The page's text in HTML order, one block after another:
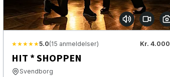
★★★★★5.0(15 anmeldelser) Kr. 4.000
HIT * SHOPPEN
Svendborg